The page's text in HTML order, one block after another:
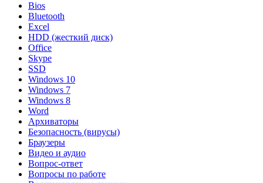
Bios
Bluetooth
Excel
HDD (жесткий диск)
Office
Skype
SSD
Windows 10
Windows 7
Windows 8
Word
Архиваторы
Безопасность (вирусы)
Браузеры
Видео и аудио
Вопрос-ответ
Вопросы по работе